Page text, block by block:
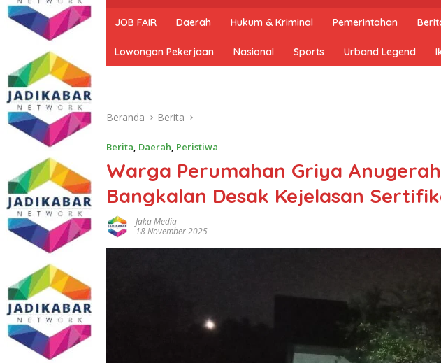
JOB FAIR Daerah Hukum & Kriminal Pemerintahan
Lowongan Pekerjaan Nasional Sports Urband Legend
Beranda Berita
Berita, Daerah, Peristiwa
Warga Perumahan Griya
Bangkalan Desak Kejelasan
Jaka Media
18 November 2025